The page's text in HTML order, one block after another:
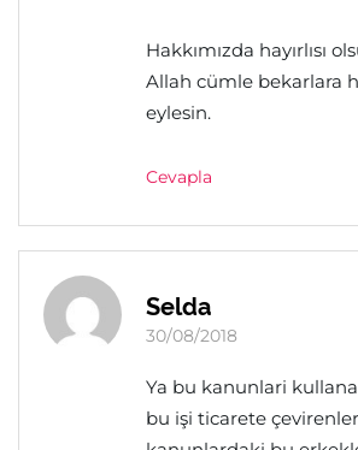
Hakkımızda hayırlısı
Allah cümle bekarlara
eylesin.
Cevapla
Selda
30/08/2018
Ya bu kanunlari
bu işi ticarete